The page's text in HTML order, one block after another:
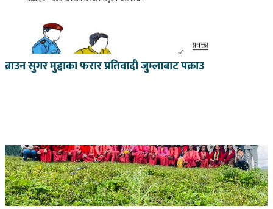
ब्राउन सुगर मुद्दाका फरार प्रतिवादी जुम्लाबाट पक्राउ